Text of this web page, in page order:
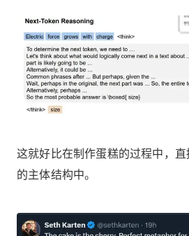
这就好比在制作蛋糕的过程中，
的主体结构中。